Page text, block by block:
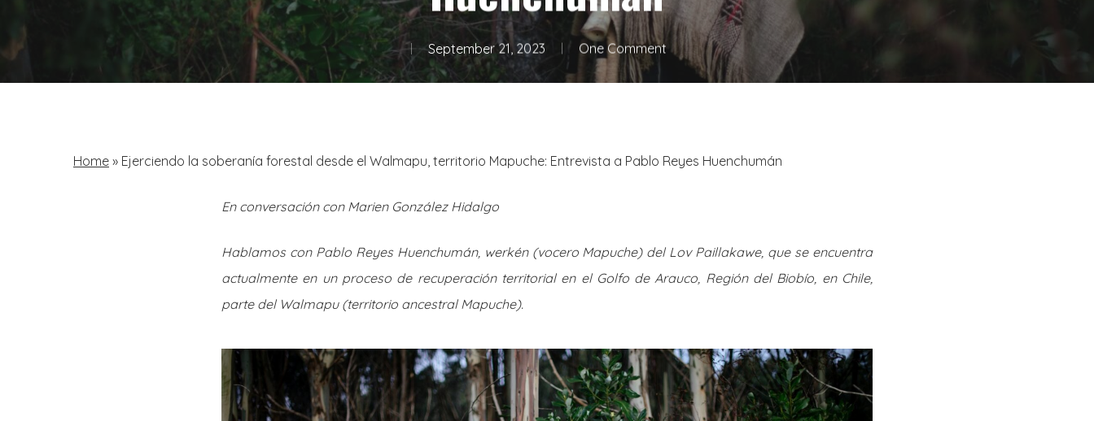
September 21, 2023 One Comment
Home » Ejerciendo la soberanía forestal desde el Walmapu, territorio Mapuche: Entrevista a Pablo Reyes Huenchumán
En conversación con Marien González Hidalgo
Hablamos con Pablo Reyes Huenchumán, werkén (vocero Mapuche) del Lov Paillakawe, que se encuentra
actualmente en un proceso de recuperación territorial en el Golfo de Arauco, Región del Biobío, en Chile,
parte del Walmapu (territorio ancestral Mapuche).